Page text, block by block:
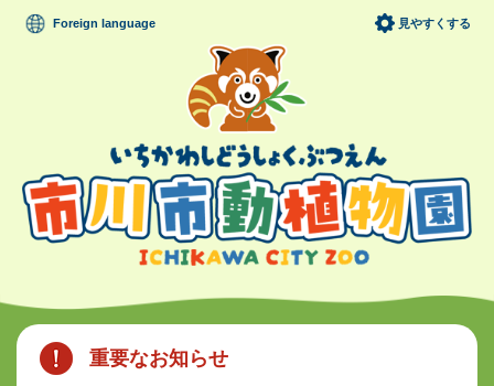
見やすくする
Foreign language
重要なお知らせ